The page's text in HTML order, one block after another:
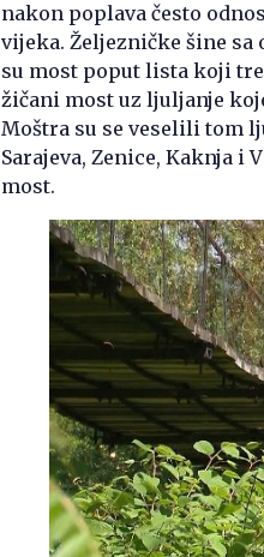
nakon poplava često
vijeka. Željezničke šine sa
su most poput lista koji
žičani most uz ljuljanje
Moštra su se veselili tom
Sarajeva, Zenice, Kaknja i
most.